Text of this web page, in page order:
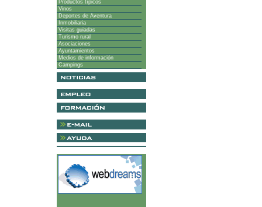
Productos típicos
Vinos
Deportes de Aventura
Inmobiliaria
Visitas guiadas
Turismo rural
Asociaciones
Ayuntamientos
Medios de información
Campings